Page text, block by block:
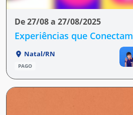
De 27/08 a 27/08/2025
Experiências que Conectam
Natal/RN
PAGO